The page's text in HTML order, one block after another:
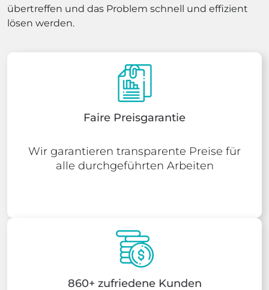
übertreffen und das Problem schnell und effizient
lösen werden.
Faire Preisgarantie
Wir garantieren transparente Preise für
alle durchgeführten Arbeiten
860+ zufriedene Kunden